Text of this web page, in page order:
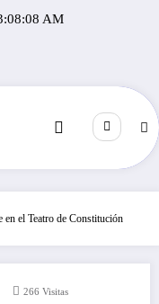
AM
en el Teatro de Constitución
266 Visitas